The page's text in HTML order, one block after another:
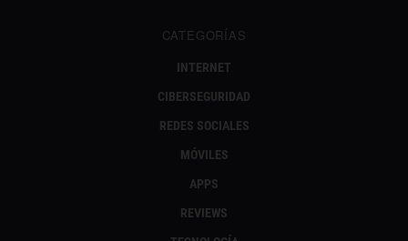
CATEGORÍAS
INTERNET
CIBERSEGURIDAD
REDES SOCIALES
MÓVILES
APPS
REVIEWS